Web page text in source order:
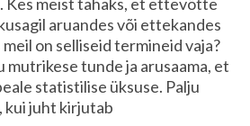
aruandes või ettekandes
on selliseid termineid vaja?
tunde ja arusaama, et
statistilise üksuse. Palju
kui juht kirjutab